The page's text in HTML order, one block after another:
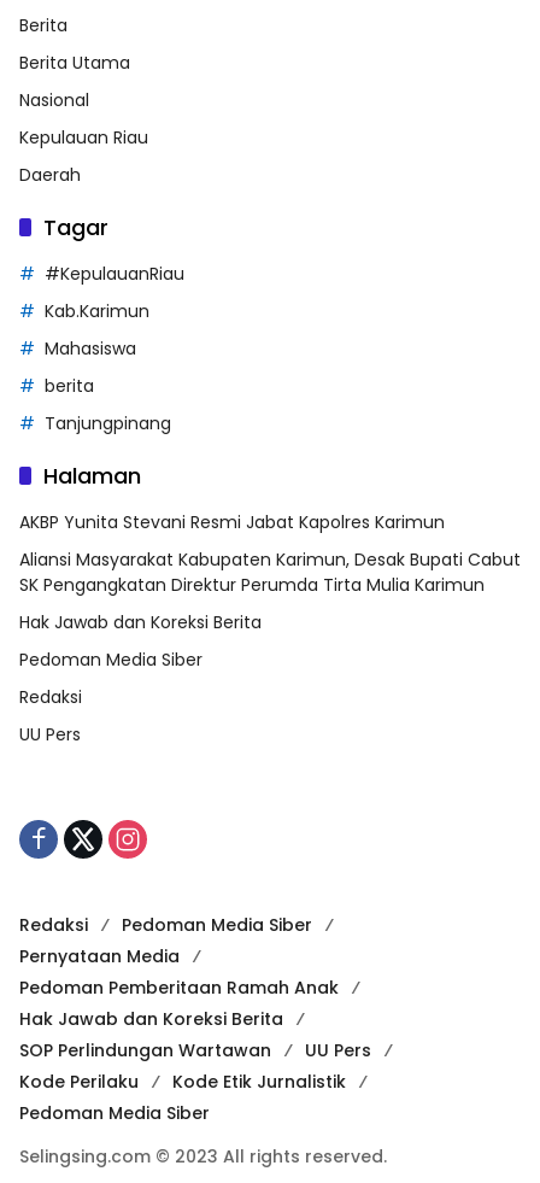
Berita
Berita Utama
Nasional
Kepulauan Riau
Daerah
Tagar
#KepulauanRiau
Kab.Karimun
Mahasiswa
berita
Tanjungpinang
Halaman
AKBP Yunita Stevani Resmi Jabat Kapolres Karimun
Aliansi Masyarakat Kabupaten Karimun, Desak Bupati Cabut
SK Pengangkatan Direktur Perumda Tirta Mulia Karimun
Hak Jawab dan Koreksi Berita
Pedoman Media Siber
Redaksi
UU Pers
Redaksi
Pedoman Media Siber
Pernyataan Media
Pedoman Pemberitaan Ramah Anak
Hak Jawab dan Koreksi Berita
SOP Perlindungan Wartawan
UU Pers
Kode Perilaku
Kode Etik Jurnalistik
Pedoman Media Siber
Selingsing.com © 2023 All rights reserved.